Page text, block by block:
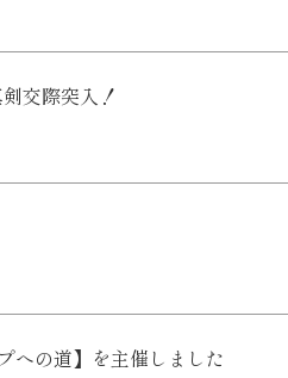
交際突入！
への道】を主催しました